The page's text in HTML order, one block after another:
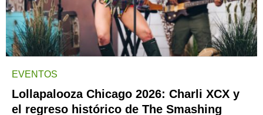
EVENTOS
Lollapalooza Chicago 2026: Charli XCX y
el regreso histórico de The Smashing